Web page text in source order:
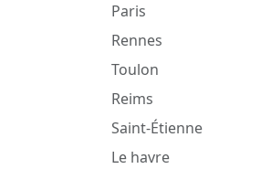
Paris
Rennes
Toulon
Reims
Saint-Étienne
Le havre